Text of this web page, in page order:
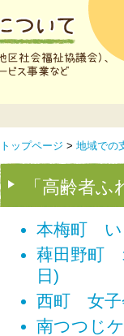
トップページ > 地域での
「高齢者
本梅町 い
薭田野町
日)
西町 女子
南つつじ